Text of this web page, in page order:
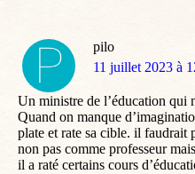
pilo
dit
11 juillet 2023 à
Un ministre de l’éducation
Quand on manque
plate et rate sa cible. il faudrait
non pas comme professeur
il a raté certains cours